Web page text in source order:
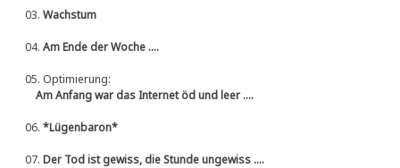
03.Wachstum
04.Am Ende der Woche ....
05. Optimierung:
Am Anfang war das Internet öd und leer ....
06.*Lügenbaron*
07.Der Tod ist gewiss, die Stunde ungewiss ....